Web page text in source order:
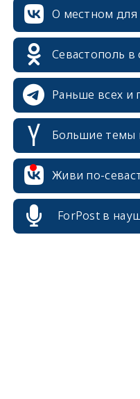
О местном для
Севастополь в
Раньше всех и
Большие темы
Живи по-
ForPost в